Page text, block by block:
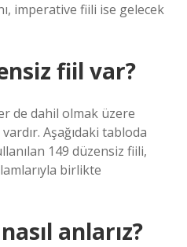
imperative fiili ise gelecek
fiil var?
de dahil olmak üzere
Aşağıdaki tabloda
149 düzensiz fiili,
birlikte
anlarız?